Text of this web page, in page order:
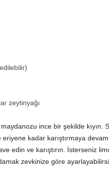
zeytinyağı
ince bir şekilde kıyın.
kadar karıştırmaya devam
edin ve karıştırın. İsterseniz
zevkinize göre